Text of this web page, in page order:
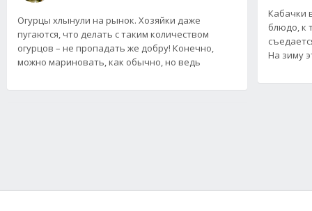
Огурцы хлынули на рынок. Хозяйки даже
пугаются, что делать с таким количеством
огурцов – не пропадать же добру! Конечно,
можно мариновать, как обычно, но ведь
Кабачки
блюдо, к
На зиму